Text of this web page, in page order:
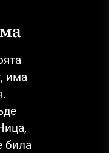
има
била